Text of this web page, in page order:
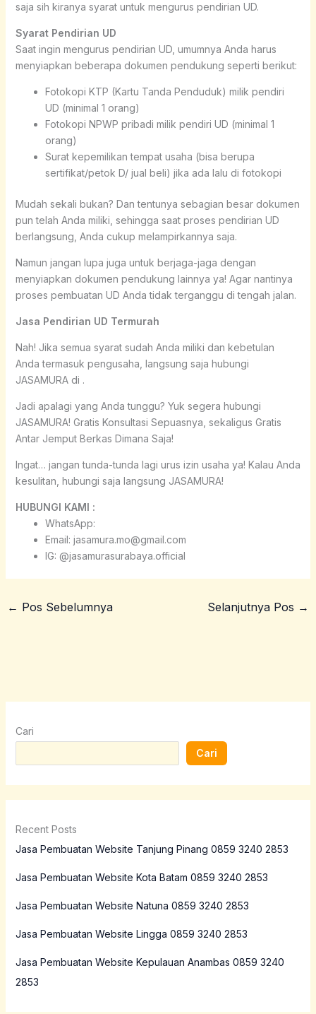
saja sih kiranya syarat untuk mengurus pendirian UD.
Syarat Pendirian UD
Saat ingin mengurus pendirian UD, umumnya Anda harus
menyiapkan beberapa dokumen pendukung seperti berikut:
Fotokopi KTP (Kartu Tanda Penduduk) milik pendiri
UD (minimal 1 orang)
Fotokopi NPWP pribadi milik pendiri UD (minimal 1
orang)
Surat kepemilikan tempat usaha (bisa berupa
sertifikat/petok D/ jual beli) jika ada lalu di fotokopi
Mudah sekali bukan? Dan tentunya sebagian besar dokumen
pun telah Anda miliki, sehingga saat proses pendirian UD
berlangsung, Anda cukup melampirkannya saja.
Namun jangan lupa juga untuk berjaga-jaga dengan
menyiapkan dokumen pendukung lainnya ya! Agar nantinya
proses pembuatan UD Anda tidak terganggu di tengah jalan.
Jasa Pendirian UD Termurah
Nah! Jika semua syarat sudah Anda miliki dan kebetulan
Anda termasuk pengusaha, langsung saja hubungi
JASAMURA di .
Jadi apalagi yang Anda tunggu? Yuk segera hubungi
JASAMURA! Gratis Konsultasi Sepuasnya, sekaligus Gratis
Antar Jemput Berkas Dimana Saja!
Ingat… jangan tunda-tunda lagi urus izin usaha ya! Kalau Anda
kesulitan, hubungi saja langsung JASAMURA!
HUBUNGI KAMI :
WhatsApp:
Email: jasamura.mo@gmail.com
IG: @jasamurasurabaya.official
← Pos Sebelumnya Selanjutnya Pos →
Cari
Cari
Recent Posts
Jasa Pembuatan Website Tanjung Pinang 0859 3240 2853
Jasa Pembuatan Website Kota Batam 0859 3240 2853
Jasa Pembuatan Website Natuna 0859 3240 2853
Jasa Pembuatan Website Lingga 0859 3240 2853
Jasa Pembuatan Website Kepulauan Anambas 0859 3240
2853